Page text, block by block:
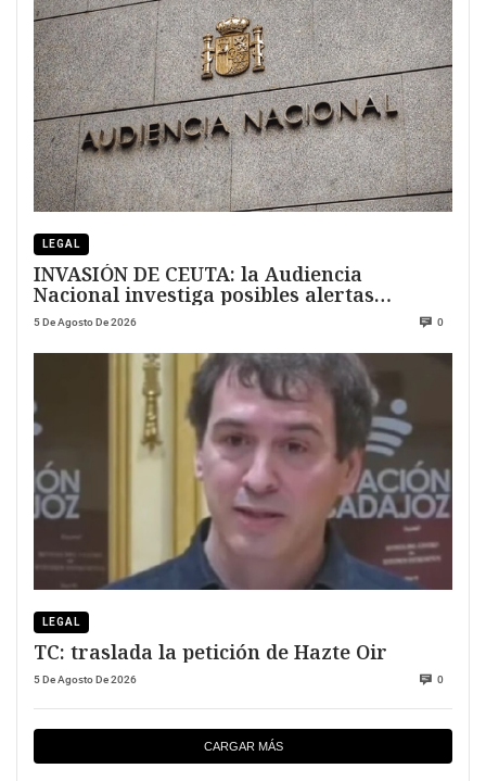
LEGAL
INVASIÓN DE CEUTA: la Audiencia
Nacional investiga posibles alertas
previas
5 De Agosto De 2026 0
LEGAL
TC: traslada la petición de Hazte Oir
5 De Agosto De 2026 0
CARGAR MÁS